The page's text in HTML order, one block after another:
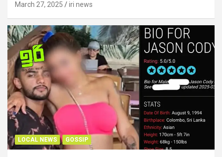
March 27, 2025 iri news
LOCAL NEWS GOSSIP